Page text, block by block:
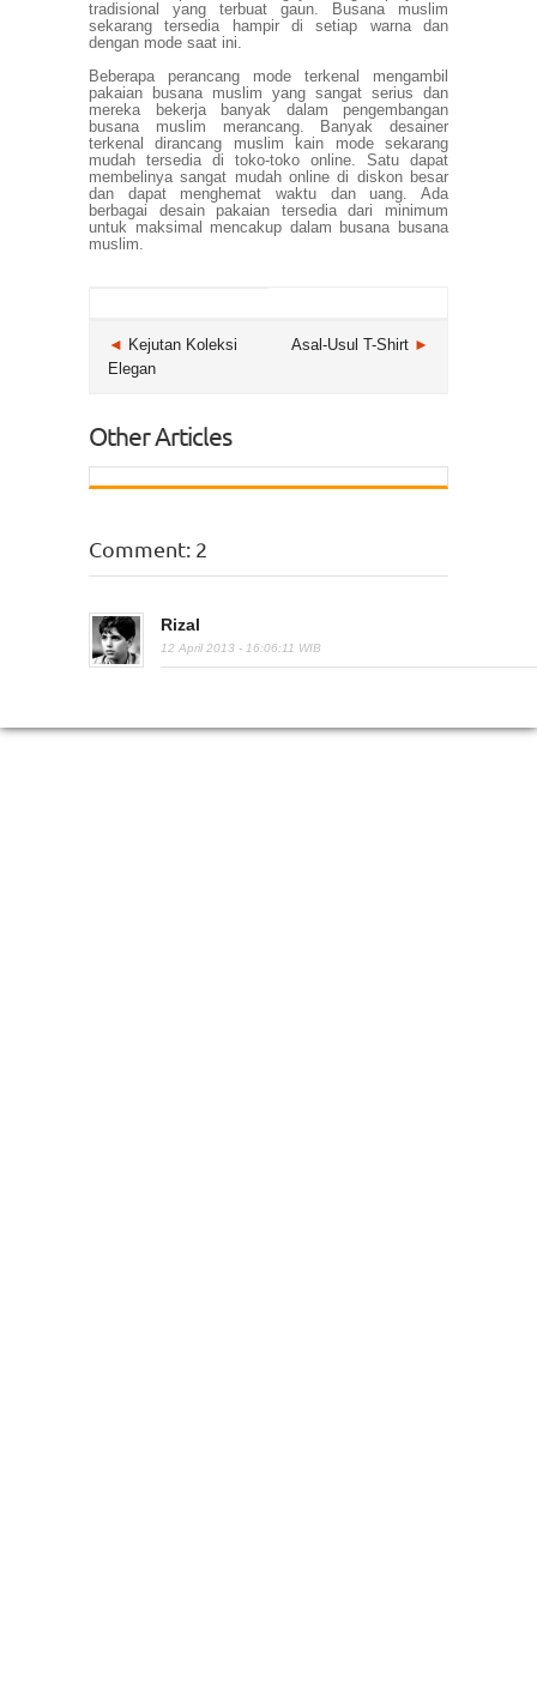
tradisional yang terbuat gaun. Busana muslim
sekarang tersedia hampir di setiap warna dan
dengan mode saat ini.
Beberapa perancang mode terkenal mengambil
pakaian busana muslim yang sangat serius dan
mereka bekerja banyak dalam pengembangan
busana muslim merancang. Banyak desainer
terkenal dirancang muslim kain mode sekarang
mudah tersedia di toko-toko online. Satu dapat
membelinya sangat mudah online di diskon besar
dan dapat menghemat waktu dan uang. Ada
berbagai desain pakaian tersedia dari minimum
untuk maksimal mencakup dalam busana busana
muslim.
◄ Kejutan Koleksi
Elegan
Asal-Usul T-Shirt ►
Other Articles
Comment: 2
Rizal
12 April 2013 - 16:06:11 WIB